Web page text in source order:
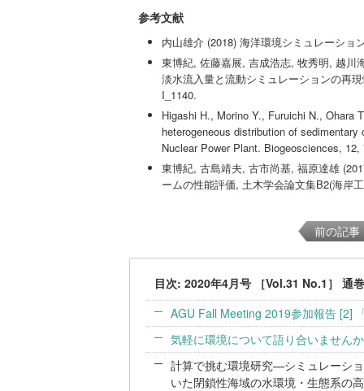
参考文献
内山雄介 (2018) 海洋環境シミュレーショ
東博紀, 佐藤嘉展, 吉成浩志, 牧秀明, 越川
淡水流入量と流動シミュレーションの再
I_1140.
Higashi H., Morino Y., Furuichi N., Ohara
heterogeneous distribution of
Nuclear Power Plant. Biogeosciences, 12,
東博紀, 古島靖夫, 古市尚基, 福原達雄
ームの性能評価, 土木学会論文集B2(海岸
前の記事
目次: 2020年4月号 ［Vol.31 No.1］ 通
AGU Fall Meeting 2019参加報告 [2]
気軽に環境について語り合いません
計算で挑む環境研究—シミュレーシ
いた閉鎖性海域の水環境・生態系の